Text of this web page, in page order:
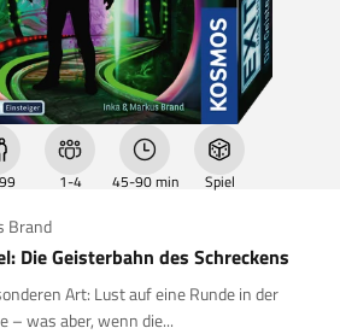
1-4 45-90 min Spiel
Brand
Die Geisterbahn des Schreckens
Art: Lust auf eine Runde in der
– was aber, wenn die...